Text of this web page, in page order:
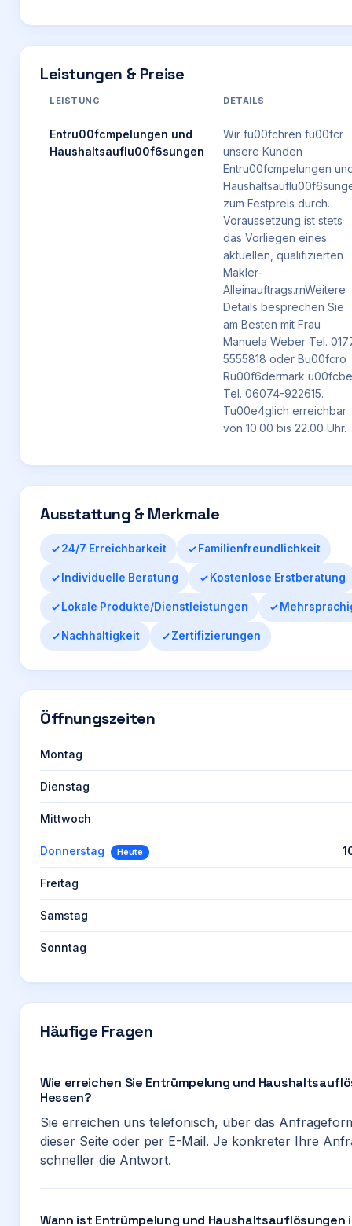
Leistungen & Preise
LEISTUNG DETAILS
Entru00fcmpelungen und
Haushaltsauflu00f6sungen
Wir fu00fchren fu00fcr
unsere Kunden
Entru00fcmpelungen
zum Festpreis durch.
Voraussetzung ist stets
das Vorliegen eines
aktuellen, qualifizierten
Makler-
Alleinauftrags.rnWeitere
Details besprechen Sie
am Besten mit Frau
Manuela Weber Tel.
5555818 oder Bu00fcro
Ru00f6dermark
Tel. 06074-922615.
Tu00e4glich erreichbar
von 10.00 bis 22.00 Uhr.
Ausstattung & Merkmale
24/7 Erreichbarkeit Familienfreundlichkeit
Individuelle Beratung Kostenlose Erstberatung
Lokale Produkte/Dienstleistungen
Nachhaltigkeit Zertifizierungen
Öffnungszeiten
Montag
Dienstag
Mittwoch
Donnerstag Heute
Freitag
Samstag
Sonntag
Häufige Fragen
Wie erreichen Sie Entrümpelung und
Hessen?
Sie erreichen uns telefonisch, über das
dieser Seite oder per E-Mail. Je konkreter Ihre
schneller die Antwort.
Wann ist Entrümpelung und Haushaltsauflösungen